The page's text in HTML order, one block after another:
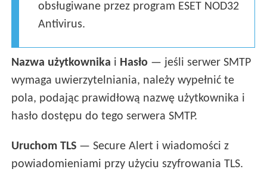
obsługiwane przez program ESET NOD32
Antivirus.
Nazwa użytkownika i Hasło — jeśli serwer SMTP
wymaga uwierzytelniania, należy wypełnić te
pola, podając prawidłową nazwę użytkownika i
hasło dostępu do tego serwera SMTP.
Uruchom TLS — Secure Alert i wiadomości z
powiadomieniami przy użyciu szyfrowania TLS.